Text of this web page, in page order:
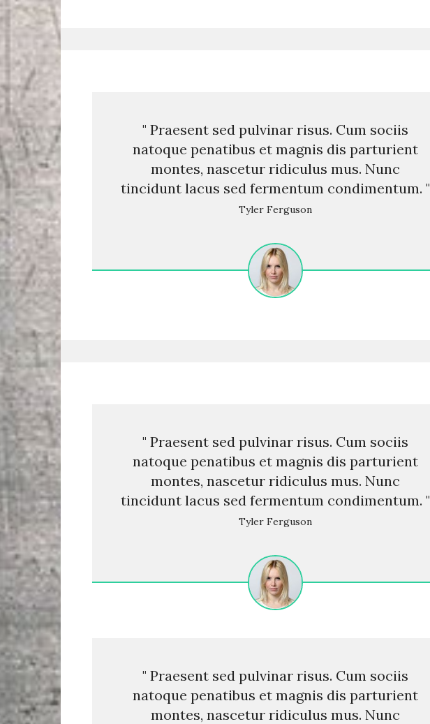
" Praesent sed pulvinar risus. Cum sociis
natoque penatibus et magnis dis parturient
montes, nascetur ridiculus mus. Nunc
tincidunt lacus sed fermentum condimentum. "
Tyler Ferguson
" Praesent sed pulvinar risus. Cum sociis
natoque penatibus et magnis dis parturient
montes, nascetur ridiculus mus. Nunc
tincidunt lacus sed fermentum condimentum. "
Tyler Ferguson
" Praesent sed pulvinar risus. Cum sociis
natoque penatibus et magnis dis parturient
montes, nascetur ridiculus mus. Nunc